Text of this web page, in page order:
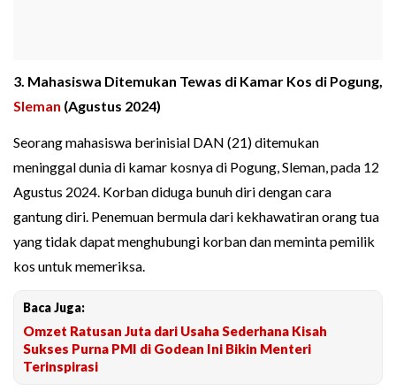
3. Mahasiswa Ditemukan Tewas di Kamar Kos di Pogung,
Sleman (Agustus 2024)
Seorang mahasiswa berinisial DAN (21) ditemukan
meninggal dunia di kamar kosnya di Pogung, Sleman, pada 12
Agustus 2024. Korban diduga bunuh diri dengan cara
gantung diri. Penemuan bermula dari kekhawatiran orang tua
yang tidak dapat menghubungi korban dan meminta pemilik
kos untuk memeriksa.
Baca Juga:
Omzet Ratusan Juta dari Usaha Sederhana Kisah
Sukses Purna PMI di Godean Ini Bikin Menteri
Terinspirasi